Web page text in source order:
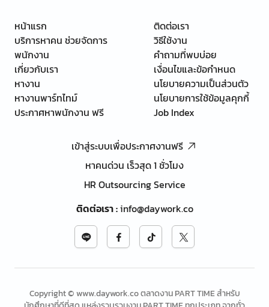
หน้าแรก
บริการหาคน ช่วยจัดการ
พนักงาน
เกี่ยวกับเรา
หางาน
หางานพาร์ทไทม์
ประกาศหาพนักงาน ฟรี
ติดต่อเรา
วิธีใช้งาน
คำถามที่พบบ่อย
เงื่อนไขและข้อกำหนด
นโยบายความเป็นส่วนตัว
นโยบายการใช้ข้อมูลคุกกี้
Job Index
เข้าสู่ระบบเพื่อประกาศงานฟรี
หาคนด่วน เร็วสุด 1 ชั่วโมง
HR Outsourcing Service
ติดต่อเรา:info@daywork.co
Copyright © www.daywork.co ตลาดงาน PART TIME สำหรับ